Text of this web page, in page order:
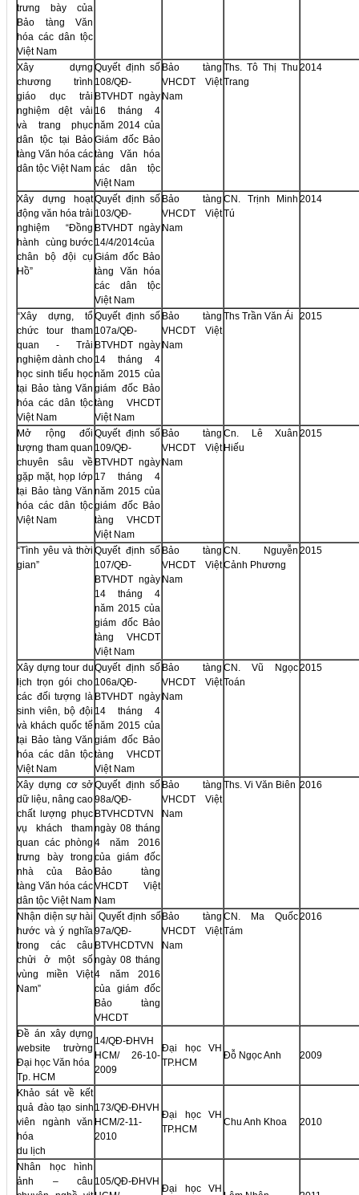
trưng bày của
Bảo tàng Văn
hóa các dân tộc
Việt Nam
Xây dựng
chương trình
giáo dục trải
nghiệm dệt vải
và trang phục
dân tộc tại Bảo
tàng Văn hóa các
dân tộc Việt Nam
Quyết định số
108/QĐ-
BTVHDT ngày
16 tháng 4
năm 2014 của
Giám đốc Bảo
tàng Văn hóa
các dân tộc
Việt Nam
Bảo tàng
VHCDT Việt
Nam
Ths. Tô Thị Thu
Trang
2014
Xây dựng hoạt
động văn hóa trải
nghiệm “Đồng
hành cùng bước
chân bộ đội cụ
Hồ”
Quyết định số
103/QĐ-
BTVHDT ngày
14/4/2014của
Giám đốc Bảo
tàng Văn hóa
các dân tộc
Việt Nam
Bảo tàng
VHCDT Việt
Nam
CN. Trịnh Minh
Tú
2014
“Xây dựng, tổ
chức tour tham
quan - Trải
nghiệm dành cho
học sinh tiểu học
tại Bảo tàng Văn
hóa các dân tộc
Việt Nam
Quyết định số
107a/QĐ-
BTVHDT ngày
14 tháng 4
năm 2015 của
giám đốc Bảo
tàng VHCDT
Việt Nam
Bảo tàng
VHCDT Việt
Nam
Ths Trần Văn Ái 2015
Mở rộng đối
tượng tham quan
chuyên sâu về
gặp mặt, họp lớp
tại Bảo tàng Văn
hóa các dân tộc
Việt Nam
Quyết định số
109/QĐ-
BTVHDT ngày
17 tháng 4
năm 2015 của
giám đốc Bảo
tàng VHCDT
Việt Nam
Bảo tàng
VHCDT Việt
Nam
Cn. Lê Xuân
Hiếu
2015
“Tình yêu và thời
gian”
Quyết định số
107/QĐ-
BTVHDT ngày
14 tháng 4
năm 2015 của
giám đốc Bảo
tàng VHCDT
Việt Nam
Bảo tàng
VHCDT Việt
Nam
CN. Nguyễn
Cảnh Phương
2015
Xây dựng tour du
lịch trọn gói cho
các đối tượng là
sinh viên, bộ đội
và khách quốc tế
tại Bảo tàng Văn
hóa các dân tộc
Việt Nam
Quyết định số
106a/QĐ-
BTVHDT ngày
14 tháng 4
năm 2015 của
giám đốc Bảo
tàng VHCDT
Việt Nam
Bảo tàng
VHCDT Việt
Nam
CN. Vũ Ngọc
Toán
2015
Xây dựng cơ sở
dữ liệu, nâng cao
chất lượng phục
vụ khách tham
quan các phòng
trưng bày trong
nhà của Bảo
tàng Văn hóa các
dân tộc Việt Nam
Quyết định số
98a/QĐ-
BTVHCDTVN
ngày 08 tháng
4 năm 2016
của giám đốc
Bảo tàng
VHCDT Việt
Nam
Bảo tàng
VHCDT Việt
Nam
Ths. Vi Văn Biên 2016
Nhận diện sự hài
hước và ý nghĩa
trong các câu
chửi ở một số
vùng miền Việt
Nam”
Quyết định số
97a/QĐ-
BTVHCDTVN
ngày 08 tháng
4 năm 2016
của giám đốc
Bảo tàng
VHCDT
Bảo tàng
VHCDT Việt
Nam
CN. Ma Quốc
Tám
2016
Đề án xây dựng
website trường
Đại học Văn hóa
Tp. HCM
14/QĐ-ĐHVH
HCM/ 26-10-
2009
Đại học VH
TP.HCM
Đỗ Ngọc Anh 2009
Khảo sát về kết
quả đào tạo sinh
viên ngành văn
hóa
du lịch
173/QĐ-ĐHVH
HCM/2-11-
2010
Đại học VH
TP.HCM
Chu Anh Khoa 2010
Nhân học hình
ảnh – câu 105/QĐ-ĐHVH
Đại học VH